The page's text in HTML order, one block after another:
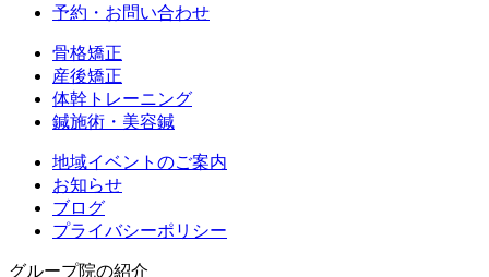
予約・お問い合わせ
骨格矯正
産後矯正
体幹トレーニング
鍼施術・美容鍼
地域イベントのご案内
お知らせ
ブログ
プライバシーポリシー
グループ院の紹介